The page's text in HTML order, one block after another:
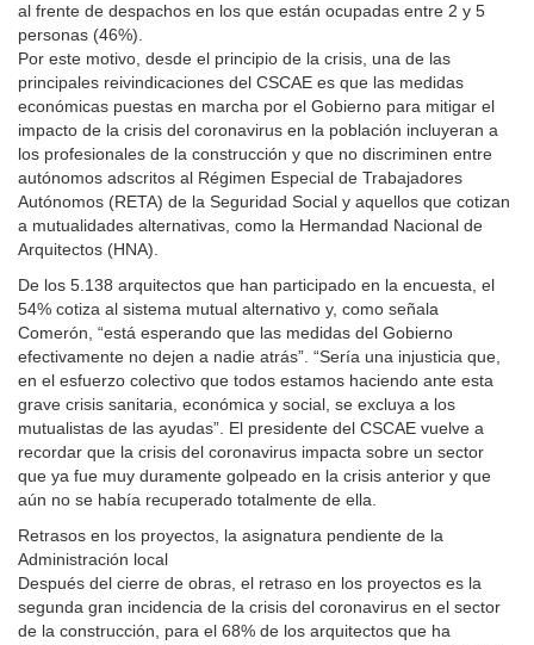
al frente de despachos en los que están ocupadas entre 2 y 5
personas (46%).
Por este motivo, desde el principio de la crisis, una de las
principales reivindicaciones del CSCAE es que las medidas
económicas puestas en marcha por el Gobierno para mitigar el
impacto de la crisis del coronavirus en la población incluyeran a
los profesionales de la construcción y que no discriminen entre
autónomos adscritos al Régimen Especial de Trabajadores
Autónomos (RETA) de la Seguridad Social y aquellos que cotizan
a mutualidades alternativas, como la Hermandad Nacional de
Arquitectos (HNA).
De los 5.138 arquitectos que han participado en la encuesta, el
54% cotiza al sistema mutual alternativo y, como señala
Comerón, “está esperando que las medidas del Gobierno
efectivamente no dejen a nadie atrás”. “Sería una injusticia que,
en el esfuerzo colectivo que todos estamos haciendo ante esta
grave crisis sanitaria, económica y social, se excluya a los
mutualistas de las ayudas”. El presidente del CSCAE vuelve a
recordar que la crisis del coronavirus impacta sobre un sector
que ya fue muy duramente golpeado en la crisis anterior y que
aún no se había recuperado totalmente de ella.
Retrasos en los proyectos, la asignatura pendiente de la
Administración local
Después del cierre de obras, el retraso en los proyectos es la
segunda gran incidencia de la crisis del coronavirus en el sector
de la construcción, para el 68% de los arquitectos que ha